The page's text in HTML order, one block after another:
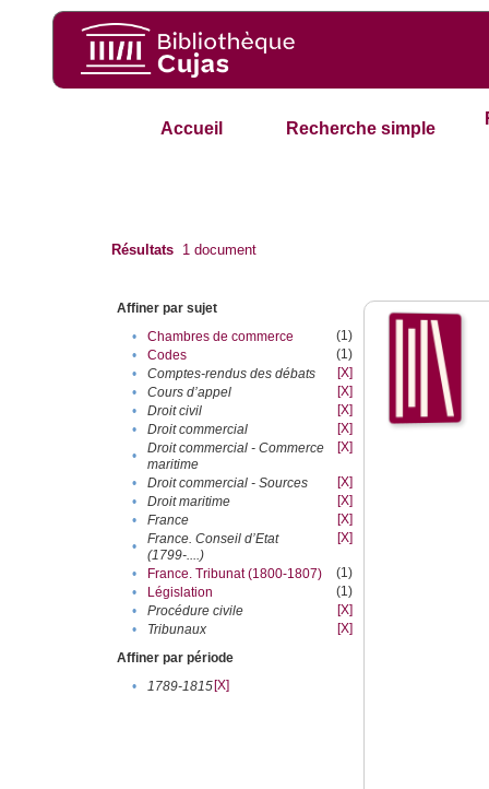
Accueil Recherche simple
Résultats 1 document
Affiner par sujet
•
Chambres de commerce
(1)
•
Codes
(1)
•
Comptes-rendus des débats
[X]
•
Cours d’appel
[X]
•
Droit civil
[X]
•
Droit commercial
[X]
•
Droit commercial - Commerce
maritime
[X]
• Droit commercial - Sources
[X]
•
Droit maritime
[X]
•
France
[X]
•
France. Conseil d’Etat
(1799-....)
[X]
• France. Tribunat (1800-1807)
(1)
•
Législation
(1)
•
Procédure civile
[X]
•
Tribunaux
[X]
Affiner par période
•
1789-1815[X]